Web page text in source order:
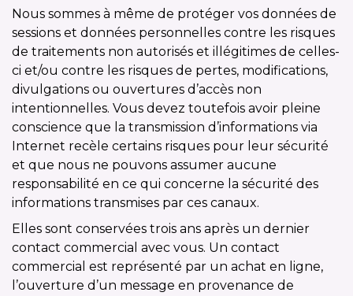
Nous sommes à même de protéger vos données de
sessions et données personnelles contre les risques
de traitements non autorisés et illégitimes de celles-
ci et/ou contre les risques de pertes, modifications,
divulgations ou ouvertures d’accès non
intentionnelles. Vous devez toutefois avoir pleine
conscience que la transmission d’informations via
Internet recèle certains risques pour leur sécurité
et que nous ne pouvons assumer aucune
responsabilité en ce qui concerne la sécurité des
informations transmises par ces canaux.
Elles sont conservées trois ans après un dernier
contact commercial avec vous. Un contact
commercial est représenté par un achat en ligne,
l’ouverture d’un message en provenance de